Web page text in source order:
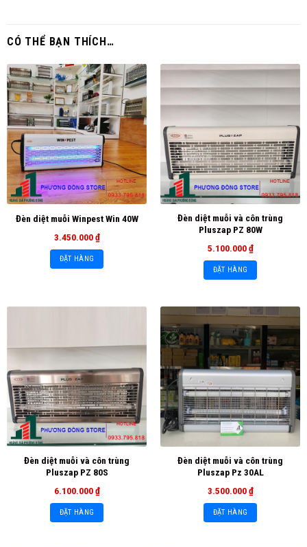
CÓ THỂ BẠN THÍCH…
Đèn diệt muỗi Winpest Win 40W
3.450.000₫
ĐẶT HÀNG
Đèn diệt muỗi và côn trùng
Pluszap PZ 80W
5.100.000₫
ĐẶT HÀNG
Đèn diệt muỗi và côn trùng
Pluszap PZ 80S
6.100.000₫
ĐẶT HÀNG
Đèn diệt muỗi và côn trùng
Pluszap Pz 30AL
3.500.000₫
ĐẶT HÀNG